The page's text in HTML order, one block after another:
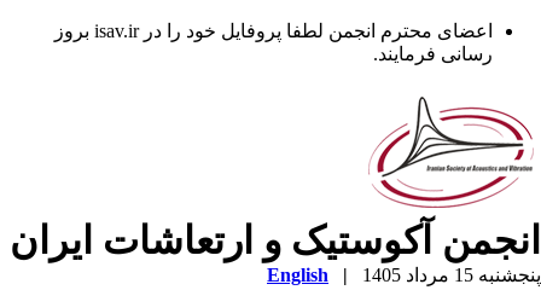
اعضای محترم انجمن لطفا پروفایل خود را در isav.ir بروز
رسانی فرمایند.
آکوستیک و ارتعاشات ایران
15 مرداد 1405 |
English